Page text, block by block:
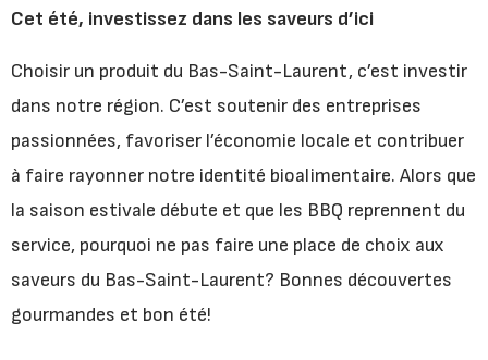
Cet été, investissez dans les saveurs d’ici
Choisir un produit du Bas-Saint-Laurent, c’est investir
dans notre région. C’est soutenir des entreprises
passionnées, favoriser l’économie locale et contribuer
à faire rayonner notre identité bioalimentaire. Alors que
la saison estivale débute et que les BBQ reprennent du
service, pourquoi ne pas faire une place de choix aux
saveurs du Bas-Saint-Laurent? Bonnes découvertes
gourmandes et bon été!